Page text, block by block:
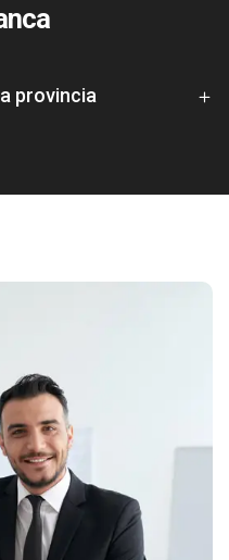
provincia